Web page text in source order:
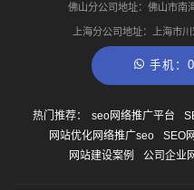
佛山分公司地址：佛山市南
上海分公司地址：上海市
手机：
热门推荐： seo网络推广平台
网站优化网络推广seo
SEO
网站建设案例
公司企业